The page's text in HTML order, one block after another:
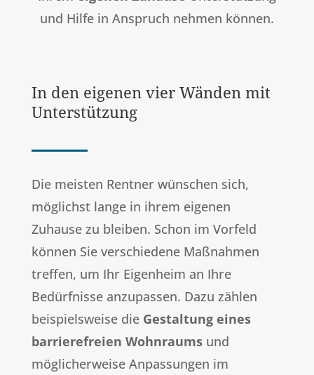
und Hilfe in Anspruch nehmen können.
In den eigenen vier Wänden mit
Unterstützung
Die meisten Rentner wünschen sich,
möglichst lange in ihrem eigenen
Zuhause zu bleiben. Schon im Vorfeld
können Sie verschiedene Maßnahmen
treffen, um Ihr Eigenheim an Ihre
Bedürfnisse anzupassen. Dazu zählen
beispielsweise die Gestaltung eines
barrierefreien Wohnraumsund
möglicherweise Anpassungen im